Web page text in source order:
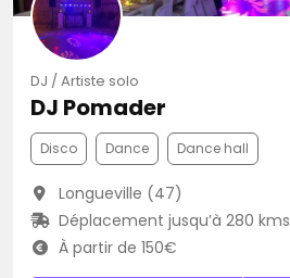
DJ / Artiste solo
DJ Pomader
Disco Dance Dance hall
Longueville (47)
Déplacement jusqu’à 280 kms
À partir de 150€